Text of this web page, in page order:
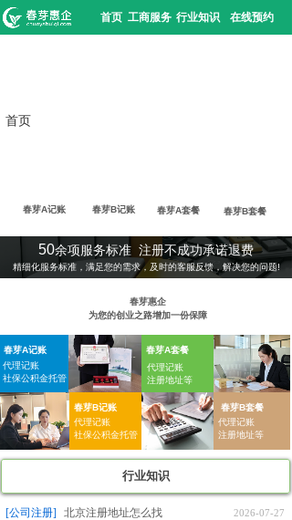
在线预约
首页 行业知识
工商服务
首页
春芽A记账 春芽B记账 春芽A套餐 春芽B套餐
50余项服务标准 注册不成功承诺退费
精细化服务标准，满足您的需求，及时的客服反馈，解决您的问题!
春芽惠企
为您的创业之路增加一份保障
春芽A套餐
春芽A记账
代理记账
社保公积金托管
代理记账
注册地址等
春芽B套餐
春芽B记账
代理记账
注册地址等
代理记账
社保公积金托管
行业知识
[公司注册] 北京注册地址怎么找 2026-07-27